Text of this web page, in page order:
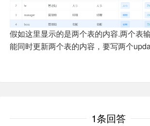
假如这里显示的是两个表的内容.两个表
能同时更新两个表的内容，要写两个
1条回答